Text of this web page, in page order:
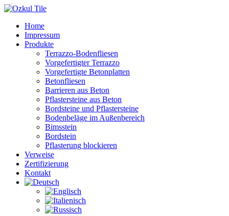
Home
Impressum
Produkte
Terrazzo-Bodenfliesen
Vorgefertigter Terrazzo
Vorgefertigte Betonplatten
Betonfliesen
Barrieren aus Beton
Pflastersteine aus Beton
Bordsteine und Pflastersteine
Bodenbeläge im Außenbereich
Bimsstein
Bordstein
Pflasterung blockieren
Verweise
Zertifizierung
Kontakt